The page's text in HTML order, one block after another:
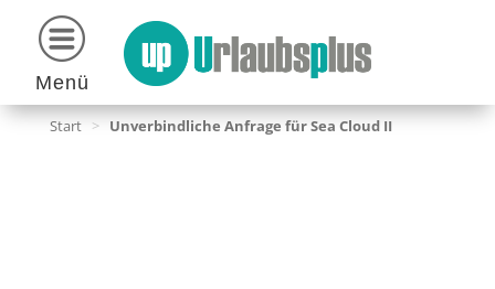
Menü
Start > Unverbindliche Anfrage für Sea Cloud II